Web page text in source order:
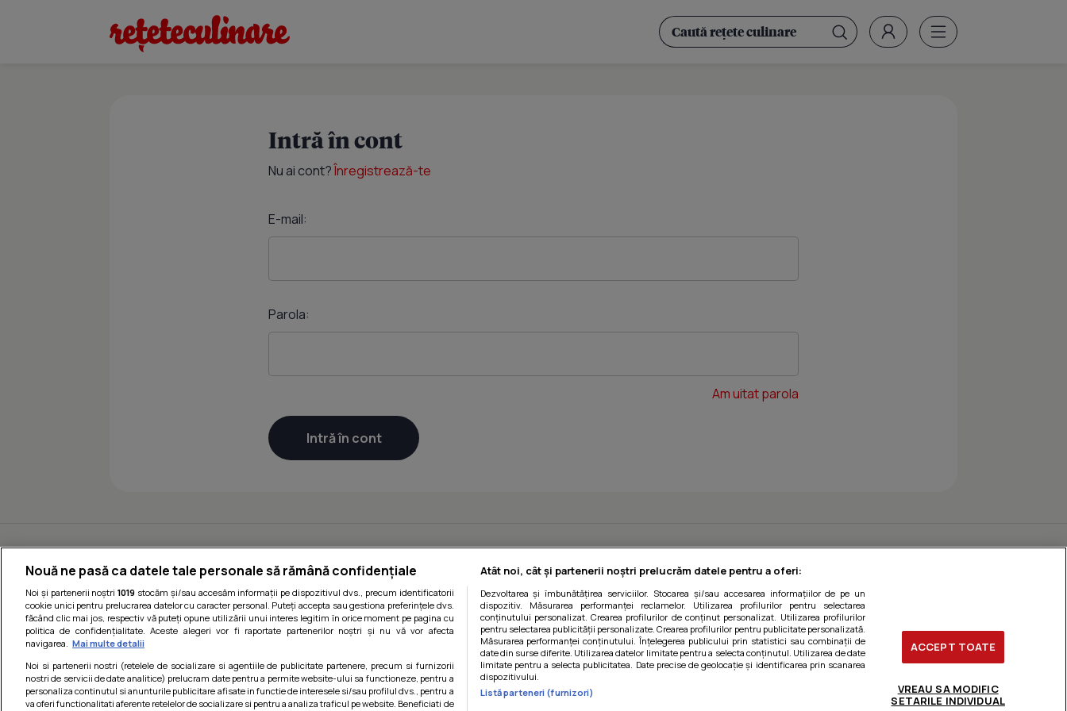
Intră în cont
Nu ai cont?Înregistrează-te
E-mail:
Parola:
Am uitat parola
Nouă ne pasă ca datele tale personale să rămână confidențiale
Noi și partenerii noștri1019 stocăm și/sau accesăm informații pe dispozitivul dvs., precum identificatorii
cookie unici pentru prelucrarea datelor cu caracter personal. Puteți accepta sau gestiona preferințele dvs.
făcând clic mai jos, respectiv vă puteți opune utilizării unui interes legitim în orice moment pe pagina cu
politica de confidențialitate. Aceste alegeri vor fi raportate partenerilor noștri și nu vă vor afecta
navigarea. Mai multe detalii
Noi si partenerii nostri (retelele de socializare si agentiile de publicitate partenere, precum si furnizorii
nostri de servicii de date analitice) prelucram date pentru a permite website-ului sa functioneze, pentru a
personaliza continutul si anunturile publicitare afisate in functie de interesele si/sau profilul dvs., pentru a
va oferi functionalitati aferente retelelor de socializare si pentru a analiza traficul pe website. Beneficiati de
Atât noi, cât și partenerii noștri prelucrăm datele pentru a oferi:
Dezvoltarea și îmbunătățirea serviciilor. Stocarea și/sau accesarea informațiilor de pe un
dispozitiv. Măsurarea performanței reclamelor. Utilizarea profilurilor pentru selectarea
conținutului personalizat. Crearea profilurilor de conținut personalizat. Utilizarea profilurilor
pentru selectarea publicității personalizate. Crearea profilurilor pentru publicitate personalizată.
Măsurarea performanței conținutului. Înțelegerea publicului prin statistici sau combinații de
date din surse diferite. Utilizarea datelor limitate pentru a selecta conținutul. Utilizarea de date
limitate pentru a selecta publicitatea. Date precise de geolocație și identificarea prin scanarea
dispozitivului.
Listă parteneri (furnizori)
ACCEPT TOATE
VREAU SA MODIFIC
SETARILE INDIVIDUAL